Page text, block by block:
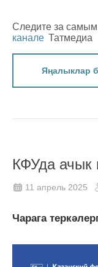
Следите за
канале Татмедиа
Яңалыклар
КФУда ачык
11 апрель 2025
Чарага